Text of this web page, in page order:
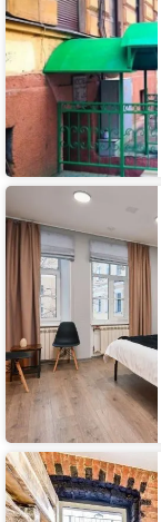
Хостел
moss.hotel
Хостел
Мумидол